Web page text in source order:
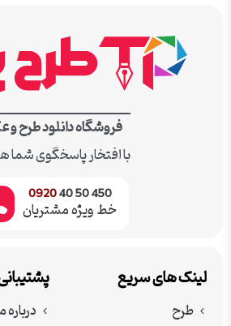
فروشگاه دانلود طرح
با افتخار پاسخگوی
450 50 40
0920
خط ویژه مشتریان
لینک های سریع
طرح
درباره